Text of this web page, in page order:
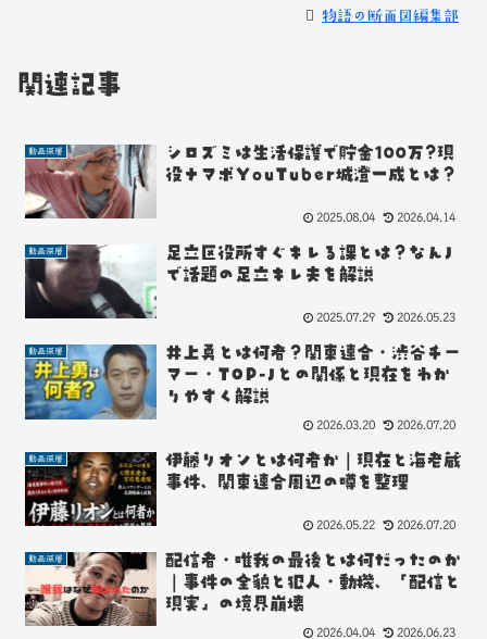
物語の断面図編集部
関連記事
動画深層
シロズミは生活保護で貯金100万?現
役ナマポYouTuber城澄一成とは？
2025.08.04 2026.04.14
動画深層
足立区役所すぐキレる課とは？なんJ
で話題の足立キレ夫を解説
2025.07.29 2026.05.23
動画深層
井上勇とは何者？関東連合・渋谷チー
マー・TOP-Jとの関係と現在をわか
りやすく解説
2026.03.20 2026.07.20
動画深層
伊藤リオンとは何者か｜現在と海老蔵
事件、関東連合周辺の噂を整理
2026.05.22 2026.07.20
動画深層
配信者・唯我の最後とは何だったのか
｜事件の全貌と犯人・動機、「配信と
現実」の境界崩壊
2026.04.04 2026.06.23